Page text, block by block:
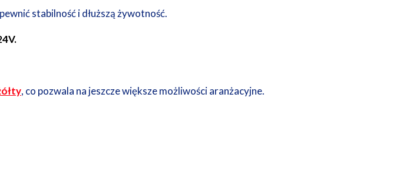
stabilność i dłuższą żywotność.
, co pozwala na jeszcze większe możliwości aranżacyjne.